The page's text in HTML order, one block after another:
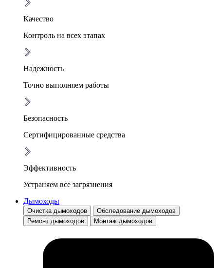
Качество
Контроль на всех этапах
Надежность
Точно выполняем работы
Безопасность
Сертифицированные средства
Эффективность
Устраняем все загрязнения
Дымоходы
Очистка дымоходов
Обследование дымоходов
Ремонт дымоходов
Монтаж дымоходов